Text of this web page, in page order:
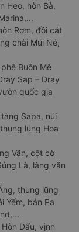
Heo, hòn Bà,
Rơm, đồi cát
chài Mũi Né,
Buôn Mê
Sap – Dray
quốc gia
Sapa, núi
lũng Hoa
Văn, cột cờ
Là, làng văn
thung lũng
Yếm, bản Pa
Dấu, vịnh